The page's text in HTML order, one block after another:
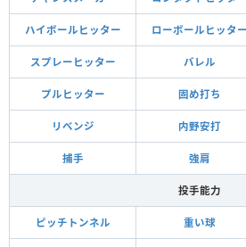
ハイボールヒッター ローボールヒッター
スプレーヒッター バレル
プルヒッター 固め打ち
リベンジ 内野安打
捕手 強肩
投手能力
ピッチトンネル 重い球